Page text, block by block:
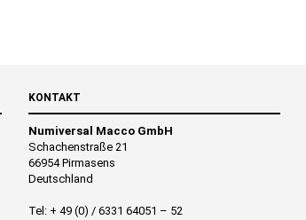
KONTAKT
Numiversal Macco GmbH
Schachenstraße 21
66954 Pirmasens
Deutschland
Tel: + 49 (0) / 6331 64051 – 52